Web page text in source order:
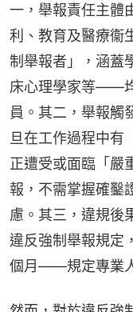
一，舉報責任主體
利、教育及醫療衞
制舉報者」，涵蓋
床心理學家等——
員。其二，舉報觸
旦在工作過程中有
正遭受或面臨「嚴
報，不需掌握確
慮。其三，違規後
違反強制舉報規定
個月——規定專業